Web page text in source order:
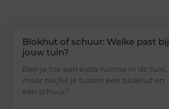
Blokhut of schuur: Welke past bij
jouw tuin?
Ben je toe aan extra ruimte in de tuin,
maar twijfel je tussen een blokhut en
een schuur?